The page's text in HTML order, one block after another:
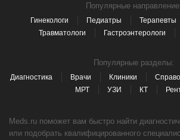
Популярные
Гинекологи Педиатры Терапевты
Травматологи
Гастроэнтерологи
Популярные разделы:
Диагностика Врачи Клиники
МРТ
УЗИ КТ
Meds.ru поможет вам быстро найти
или подобрать квалифицированного